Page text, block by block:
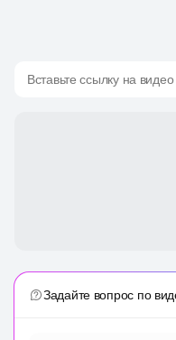
Вставьте ссылку на видео
Задайте вопрос по